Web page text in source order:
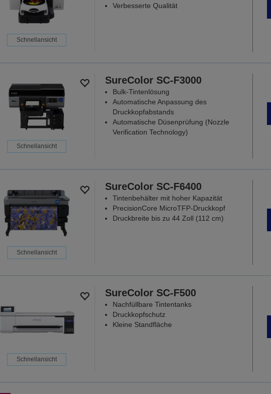
Schnellansicht
Verbesserte Qualität
Schnellansicht
SureColor SC-F3000
Bulk-Tintenlösung
Automatische Anpassung des
Druckkopfabstands
Automatische Düsenprüfung (Nozzle
Verification Technology)
Schnellansicht
SureColor SC-F6400
Tintenbehälter mit hoher Kapazität
PrecisionCore MicroTFP-Druckkopf
Druckbreite bis zu 44 Zoll (112 cm)
Schnellansicht
SureColor SC-F500
Nachfüllbare Tintentanks
Druckkopfschutz
Kleine Standfläche